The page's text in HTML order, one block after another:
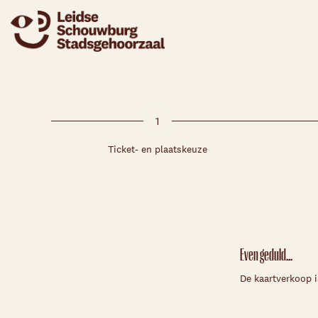
1
Ticket- en plaatskeuze
Even geduld...
De kaartverkoop